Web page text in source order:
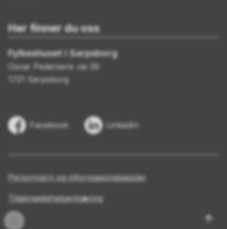
Her finner du oss
Fylkeshuset i Sarpsborg
Oscar Pedersens vei 39
1721 Sarpsborg
Facebook LinkedIn
Personvern og informasjonskapsler
Tilgjengelighetserklæring
Til
Innlogging